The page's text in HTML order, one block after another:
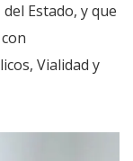
Estado, y que
Vialidad y